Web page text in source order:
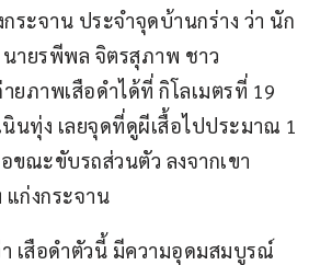
ระจาน ประจำจุดบ้านกร่าง ว่า นัก
ายรพีพล จิตรสุภาพ ชาว
ยภาพเสือดำได้ที่ กิโลเมตรที่ 19
นทุ่ง เลยจุดที่ดูผีเสื้อไปประมาณ 1
ขณะขับรถส่วนตัว ลงจากเขา
ก่งกระจาน
เสือดำตัวนี้ มีความอุดมสมบูรณ์